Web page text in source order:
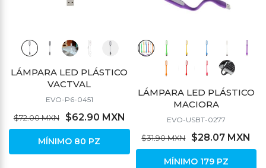
LÁMPARA LED PLÁSTICO
VACTVAL
EVO-P6-0451
$72.00 MXN $62.90 MXN
MÍNIMO 80 PZ
LÁMPARA LED PLÁSTICO
MACIORA
EVO-USBT-0277
$31.90 MXN $28.07 MXN
MÍNIMO 179 PZ